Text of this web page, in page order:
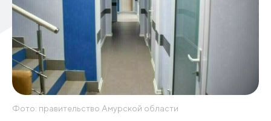
Фото: правительство Амурской области